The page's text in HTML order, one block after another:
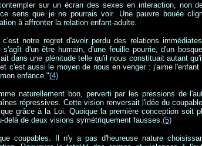
sur un écran des sexes en interaction, non
sens que je ne pourrais voir. Une pauvre bouée
à affronter la relation enfant-adulte.
notre regret d'avoir perdu des relations
d'un être humain, d'une feuille pourrie, d'un
dans une plénitude telle qu'il nous constituait autant
c'est aussi le moyen de nous en venger : j'aime
enfance."(4)
naturellement bon, perverti par les pressions de
répressives. Cette vision renversait l'idée du
grâce à la Loi. Quoique la première conception soit
delà de deux visions symétriquement fausses.(5)
coupables. Il n'y a pas d'heureuse nature